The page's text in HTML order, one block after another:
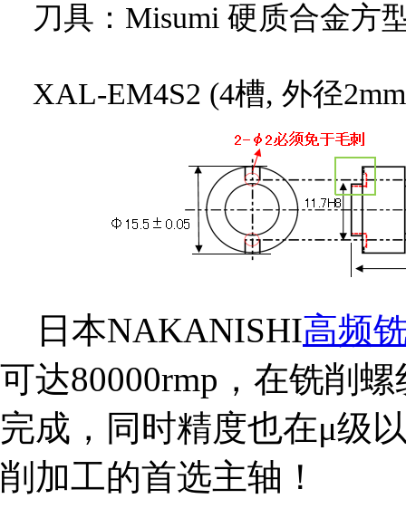
刀具：Misumi 硬质合金方
XAL-EM4S2 (4槽, 外径
日本NAKANISHI高频
可达80000rmp，在铣削
完成，同时精度也在μ级
削加工的首选主轴！